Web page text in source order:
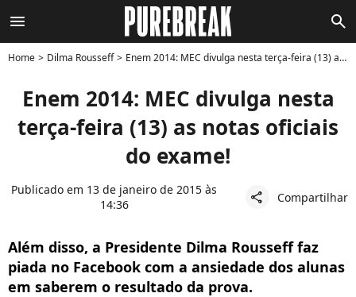
menu search
Home Dilma Rousseff Enem 2014: MEC divulga nesta terça-feira (13) as notas oficiais do exame!
Enem 2014: MEC divulga nesta
terça-feira (13) as notas oficiais
do exame!
Publicado em 13 de janeiro de 2015 às
14:36
share Compartilhar
Além disso, a Presidente Dilma Rousseff faz
piada no Facebook com a ansiedade dos alunas
em saberem o resultado da prova.